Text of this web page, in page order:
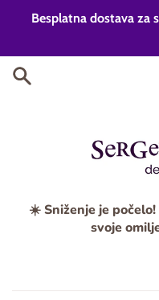
Besplatna dostava za
☀️ Sniženje je
svoje